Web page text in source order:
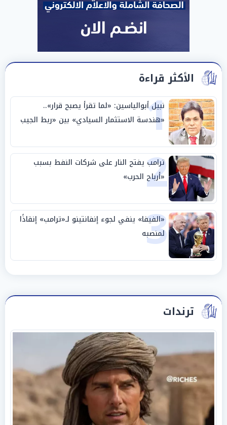
الأكثر قراءة
1
نبيل أبوالياسين: «لما تقرأ يصبح قرار»..
«هندسة الاستثمار السيادي» بين «ربط الجيب
بالوطن» و«سيادة الكلمة»
2
ترامب يفتح النار على شركات النفط بسبب
«أرباح الحرب»
3
«الفيفا» ينفي لجوء إنفانتينو لـ«ترامب» إنقاذًا
لمنصبه
ترندات